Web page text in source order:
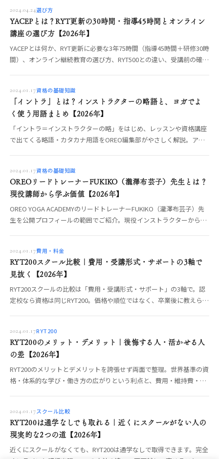
2024.04.24選び方
YACEPとは？RYT更新の30時間・指導45時間とオンライン
講座の選び方【2026年】
YACEPとは何か、RYT更新に必要な3年75時間（指導45時間＋研修30時
間）、オンライン継続教育の選び方、RYT500との違い、受講前の確認
2024.01.17資格の基礎知識
「イントラ」とは？インストラクターの略語と、ヨガでよ
く使う用語まとめ【2026年】
「イントラ＝インストラクターの略」をはじめ、レッスンや資格講座
で出てくる略語・カタカナ用語をOREO編集部がやさしく解説。アー
2024.01.17資格の基礎知識
OREOリードトレーナーFUKIKO（瀧澤布芸子）先生とは？
現役講師から学ぶ価値【2026年】
OREO YOGA ACADEMYのリードトレーナーFUKIKO（瀧澤布芸子）先
生を公開プロフィールの範囲でご紹介。現役インストラクターから直
2024.01.17費用・料金
RYT200スクール比較｜費用・受講形式・サポートの3軸で
見抜く【2026年】
RYT200スクールの比較は「費用・受講形式・サポート」の3軸で。認
定校なら資格は同じRYT200。価格や順位ではなく、卒業後に教えられ
2024.01.17RYT200
RYT200のメリット・デメリット｜後悔する人・活かせる人
の差【2026年】
RYT200のメリットとデメリットを誇張せず両面で整理。世界基準の資
格・体系的な学び・働き方の広がりという利点と、費用・維持費・取
2024.01.17スクール比較
RYT200は通学なしでも取れる｜近くにスクールがない人の
現実的な2つの道【2026年】
近くにスクールがなくても、RYT200は通学なしで取得できます。完全